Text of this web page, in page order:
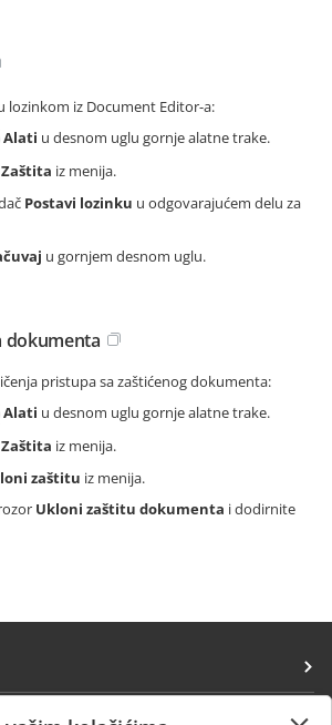
lozinkom iz Document Editor-a:
Alati u desnom uglu gornje alatne trake.
Zaštita iz menija.
Postavi lozinku u odgovarajućem delu za
u gornjem desnom uglu.
dokumenta
pristupa sa zaštićenog dokumenta:
Alati u desnom uglu gornje alatne trake.
Zaštita iz menija.
zaštitu iz menija.
Ukloni zaštitu dokumenta i dodirnite